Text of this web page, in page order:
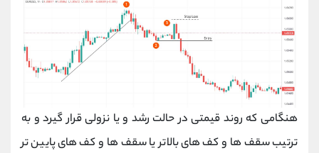
هنگامی که روند قیمتی در حالت رشد و یا نزولی قرار گیرد و به
ترتیب سقف ها و کف های بالاتر یا سقف ها و کف های پایین تر